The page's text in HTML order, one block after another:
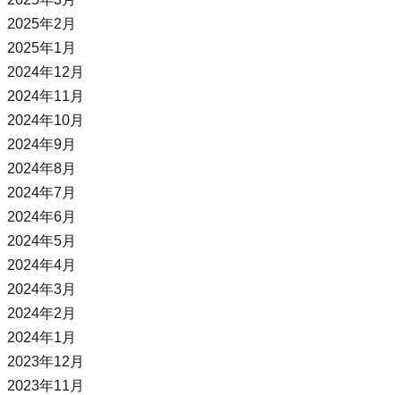
2025年2月
2025年1月
2024年12月
2024年11月
2024年10月
2024年9月
2024年8月
2024年7月
2024年6月
2024年5月
2024年4月
2024年3月
2024年2月
2024年1月
2023年12月
2023年11月